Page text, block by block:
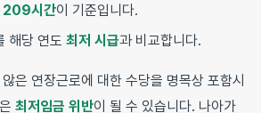
209시간이 기준입니다.
해당 연도 최저 시급과 비교합니다.
은 연장근로에 대한 수당을 명목상 포함시
최저임금 위반이 될 수 있습니다. 나아가